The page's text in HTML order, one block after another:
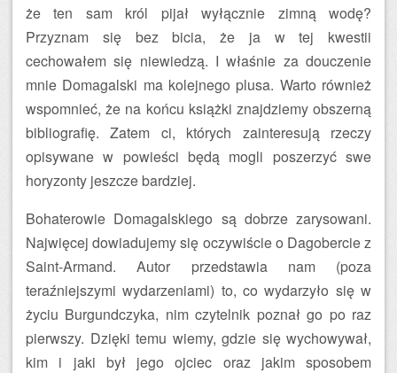
że ten sam król pijał wyłącznie zimną wodę?
Przyznam się bez bicia, że ja w tej kwestii
cechowałem się niewiedzą. I właśnie za douczenie
mnie Domagalski ma kolejnego plusa. Warto również
wspomnieć, że na końcu książki znajdziemy obszerną
bibliografię. Zatem ci, których zainteresują rzeczy
opisywane w powieści będą mogli poszerzyć swe
horyzonty jeszcze bardziej.
Bohaterowie Domagalskiego są dobrze zarysowani.
Najwięcej dowiadujemy się oczywiście o Dagobercie z
Saint-Armand. Autor przedstawia nam (poza
teraźniejszymi wydarzeniami) to, co wydarzyło się w
życiu Burgundczyka, nim czytelnik poznał go po raz
pierwszy. Dzięki temu wiemy, gdzie się wychowywał,
kim i jaki był jego ojciec oraz jakim sposobem